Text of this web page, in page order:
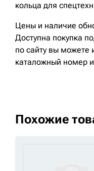
кольца для
Цены и наличие
Доступна покупка
по сайту вы можете
каталожный номер
Похожие